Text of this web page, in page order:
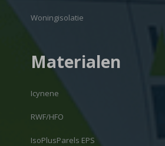
Woningisolatie
Materialen
Icynene
RWF/HFO
IsoPlusParels EPS